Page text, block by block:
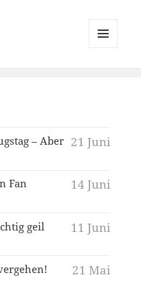
– Aber 21 Juni
Fan
14 Juni
geil
11 Juni
21 Mai